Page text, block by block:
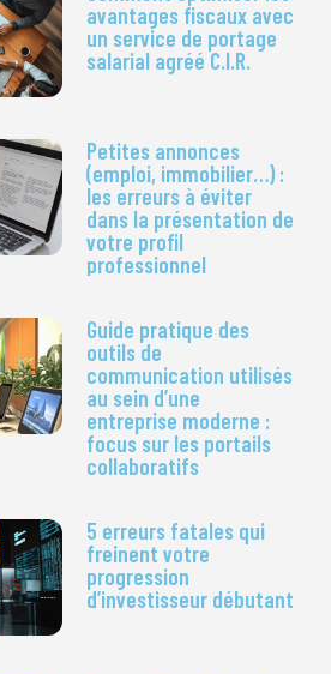
avantages fiscaux avec
un service de portage
salarial agréé C.I.R.
Petites annonces
(emploi, immobilier…) :
les erreurs à éviter
dans la présentation de
votre profil
professionnel
Guide pratique des
outils de
communication utilisés
au sein d’une
entreprise moderne :
focus sur les portails
collaboratifs
5 erreurs fatales qui
freinent votre
progression
d’investisseur débutant